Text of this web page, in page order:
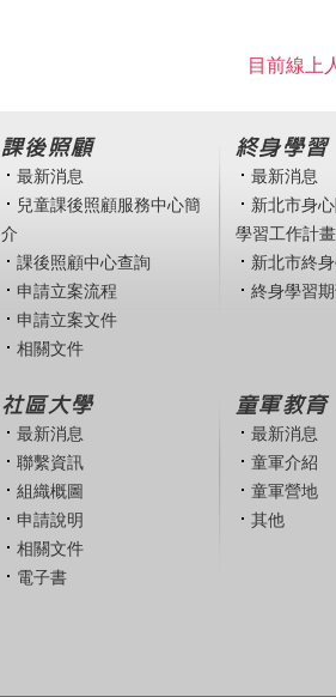
目前線上
課後照顧
最新消息
兒童課後照顧服務中心簡
介
課後照顧中心查詢
申請立案流程
申請立案文件
相關文件
終身學習
最新消息
新北市身
學習工作計畫
新北市終
終身學習期
社區大學
最新消息
聯繫資訊
組織概圖
申請說明
相關文件
電子書
童軍教育
最新消息
童軍介紹
童軍營地
其他